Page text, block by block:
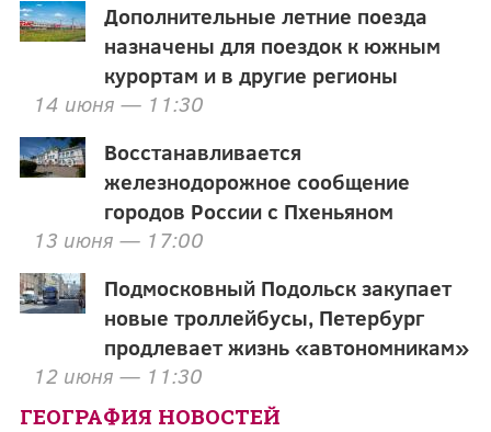
Дополнительные летние поезда
назначены для поездок к южным
курортам и в другие регионы
14 июня — 11:30
Восстанавливается
железнодорожное сообщение
городов России с Пхеньяном
13 июня — 17:00
Подмосковный Подольск закупает
новые троллейбусы, Петербург
продлевает жизнь «автономникам»
12 июня — 11:30
ГЕОГРАФИЯ НОВОСТЕЙ